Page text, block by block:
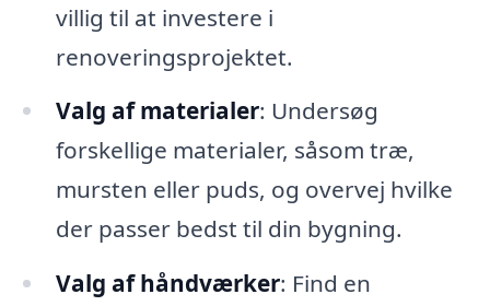
villig til at investere i
renoveringsprojektet.
Valg af materialer: Undersøg
forskellige materialer, såsom træ,
mursten eller puds, og overvej hvilke
der passer bedst til din bygning.
Valg af håndværker: Find en